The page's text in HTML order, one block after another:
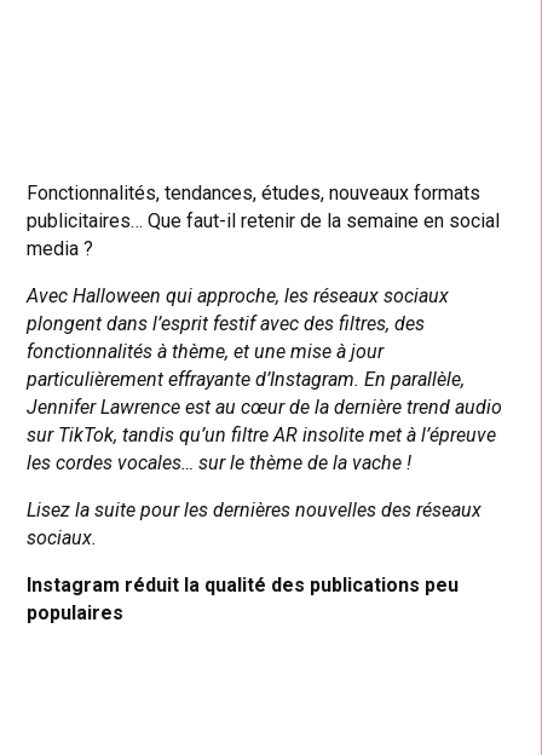
Fonctionnalités, tendances, études, nouveaux formats
publicitaires… Que faut-il retenir de la semaine en social
media ?
Avec Halloween qui approche, les réseaux sociaux
plongent dans l’esprit festif avec des filtres, des
fonctionnalités à thème, et une mise à jour
particulièrement effrayante d’Instagram. En parallèle,
Jennifer Lawrence est au cœur de la dernière trend audio
sur TikTok, tandis qu’un filtre AR insolite met à l’épreuve
les cordes vocales… sur le thème de la vache !
Lisez la suite pour les dernières nouvelles des réseaux
sociaux.
Instagram réduit la qualité des publications peu
populaires